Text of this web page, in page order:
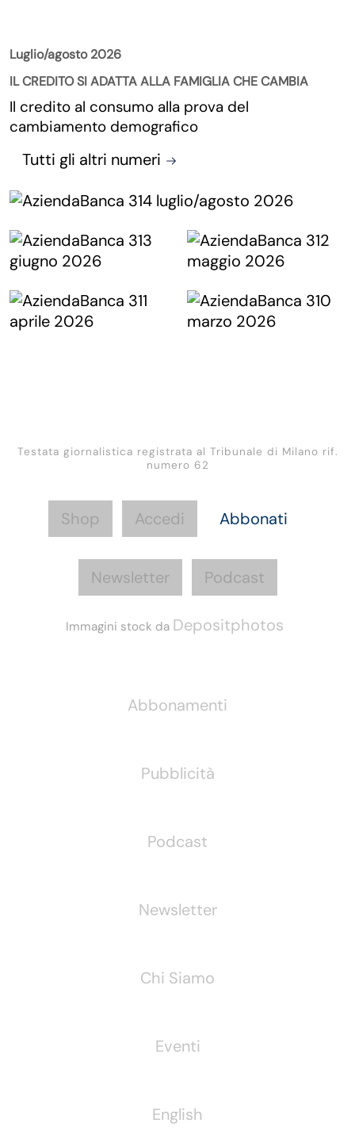
Luglio/agosto 2026
IL CREDITO SI ADATTA ALLA FAMIGLIA CHE CAMBIA
Il credito al consumo alla prova del
cambiamento demografico
Tutti gli altri numeri
Testata giornalistica registrata al Tribunale di Milano rif.
numero 62
Shop Accedi Abbonati
Newsletter Podcast
Immagini stock da Depositphotos
Abbonamenti
Pubblicità
Podcast
Newsletter
Chi Siamo
Eventi
English